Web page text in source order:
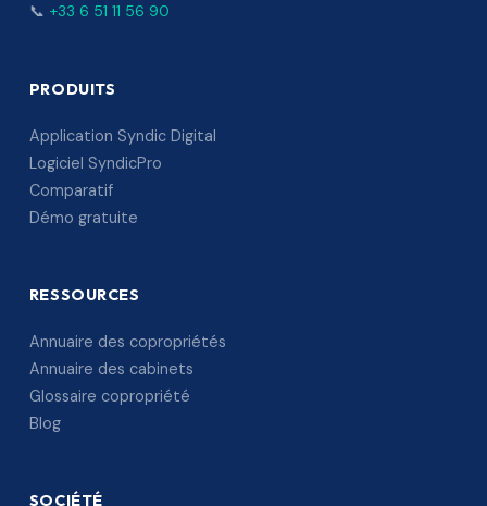
📞 +33 6 51 11 56 90
PRODUITS
Application Syndic Digital
Logiciel SyndicPro
Comparatif
Démo gratuite
RESSOURCES
Annuaire des copropriétés
Annuaire des cabinets
Glossaire copropriété
Blog
SOCIÉTÉ